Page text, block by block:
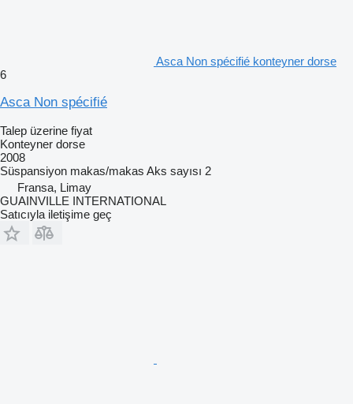
Asca Non spécifié konteyner dorse
6
Asca Non spécifié
Talep üzerine fiyat
Konteyner dorse
2008
Süspansiyon makas/makas Aks sayısı 2
Fransa, Limay
GUAINVILLE INTERNATIONAL
Satıcıyla iletişime geç